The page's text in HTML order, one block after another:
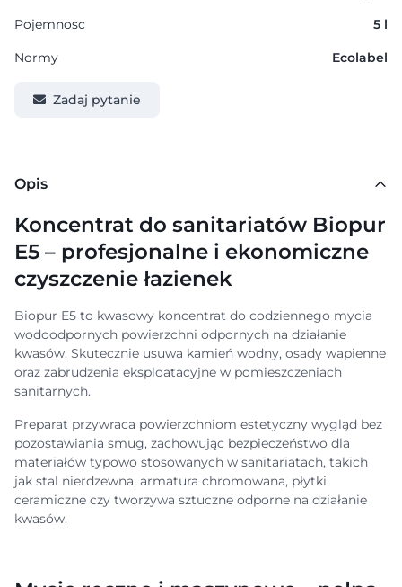
Pojemnosc 5 l
Normy Ecolabel
Zadaj pytanie
Opis
Koncentrat do sanitariatów Biopur
E5 – profesjonalne i ekonomiczne
czyszczenie łazienek
Biopur E5 to kwasowy koncentrat do codziennego mycia
wodoodpornych powierzchni odpornych na działanie
kwasów. Skutecznie usuwa kamień wodny, osady wapienne
oraz zabrudzenia eksploatacyjne w pomieszczeniach
sanitarnych.
Preparat przywraca powierzchniom estetyczny wygląd bez
pozostawiania smug, zachowując bezpieczeństwo dla
materiałów typowo stosowanych w sanitariatach, takich
jak stal nierdzewna, armatura chromowana, płytki
ceramiczne czy tworzywa sztuczne odporne na działanie
kwasów.